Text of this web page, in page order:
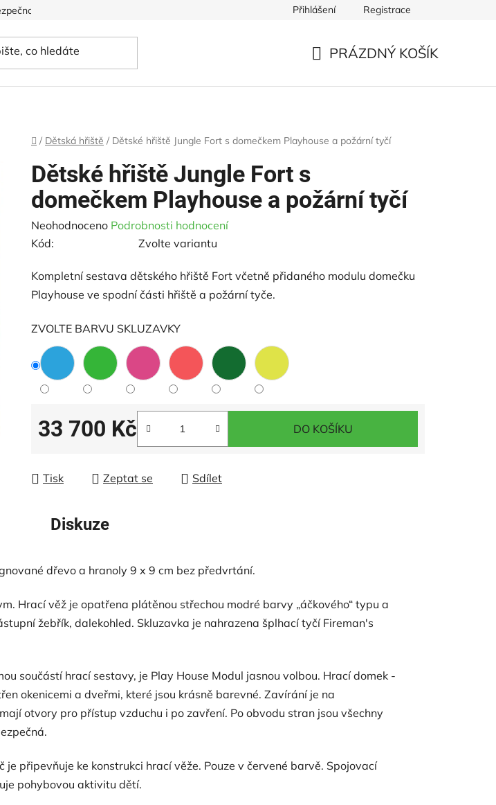
hřišť Řezivo pro dětská hřiště Ke stažení
Přihlášení Registrace
PRÁZDNÝ KOŠÍK
Domů
/ Dětská hřiště / Dětské hřiště Jungle Fort s domečkem Playhouse a požární tyčí
Dětské hřiště Jungle Fort s
domečkem Playhouse a požární tyčí
Průměrné
hodnocení
je
0,0
5
hvězdiček.
Neohodnoceno Podrobnosti hodnocení
Kód:
Zvolte variantu
Kompletní sestava dětského hřiště Fort včetně přidaného modulu domečku
Playhouse ve spodní části hřiště a požární tyče.
ZVOLTE BARVU SKLUZAVKY
33 700 Kč DO KOŠÍKU
Tisk Zeptat se Sdílet
Diskuze
dřevo a hranoly 9 x 9 cm bez předvrtání.
Hrací věž je opatřena plátěnou střechou modré barvy „áčkového“ typu a
žebřík, dalekohled. Skluzavka je nahrazena šplhací tyčí Fireman's
součástí hrací sestavy, je Play House Modul jasnou volbou. Hrací domek -
okenicemi a dveřmi, které jsou krásně barevné. Zavírání je na
otvory pro přístup vzduchu i po zavření. Po obvodu stran jsou všechny
připevňuje ke konstrukci hrací věže. Pouze v červené barvě. Spojovací
pohybovou aktivitu dětí.